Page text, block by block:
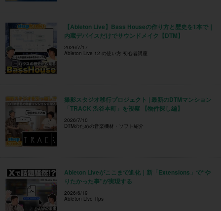
【Ableton Live】Bass Houseの作り方と歴史を1本で｜
内蔵デバイスだけでサウンドメイク【DTM】
2026/7/17
Ableton Live 12 の使い方 初心者講座
撮影スタジオ移行プロジェクト | 最新のDTMマンション
「TRACK 渋谷本町」を視察 【物件探し編】
2026/7/10
DTMのための音楽機材・ソフト紹介
Ableton Liveがここまで進化｜新「Extensions」で“や
りたかった事”が実現する
2026/6/19
Ableton Live Tips